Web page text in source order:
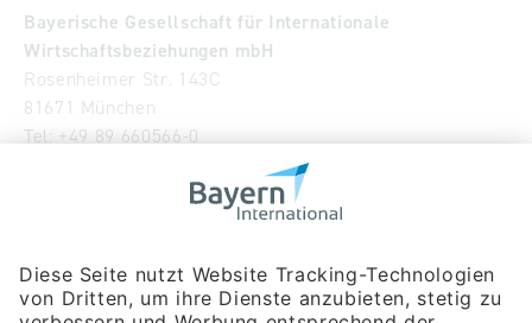
Bayerische Gesellschaft für Internationale
Wirtschaftsbeziehungen mbH
Rosenheimer Str. 143C
81671 München
Tel: +49 89 660566-0
Publikationen
Newsroom